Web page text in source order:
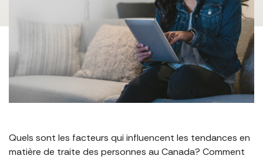
Quels sont les facteurs qui influencent les tendances en
matière de traite des personnes au Canada? Comment